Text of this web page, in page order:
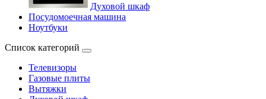
Духовой шкаф
Посудомоечная машина
Ноутбуки
Список категорий
Телевизоры
Газовые плиты
Вытяжки